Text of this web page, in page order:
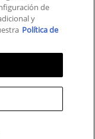
Pasqua – 92300
de la piel.
Ltd. Nº
de
y
Política de